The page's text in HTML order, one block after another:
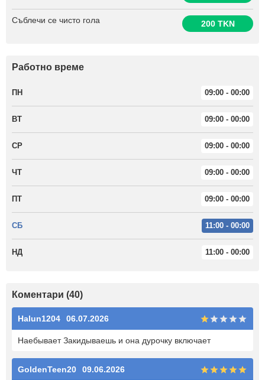
Съблечи се чисто гола 200 TKN
Работно време
ПН 09:00 - 00:00
ВТ 09:00 - 00:00
СР 09:00 - 00:00
ЧТ 09:00 - 00:00
ПТ 09:00 - 00:00
СБ 11:00 - 00:00
НД 11:00 - 00:00
Коментари (40)
Halun1204 06.07.2026
Наебывает Закидываешь и она дурочку включает
GoldenTeen20 09.06.2026